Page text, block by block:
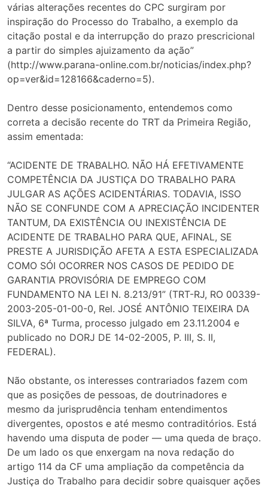
várias alterações recentes do CPC surgiram por
inspiração do Processo do Trabalho, a exemplo da
citação postal e da interrupção do prazo prescricional
a partir do simples ajuizamento da ação”
(http://www.parana-online.com.br/noticias/index.php?
op=ver&id=128166&caderno=5).
Dentro desse posicionamento, entendemos como
correta a decisão recente do TRT da Primeira Região,
assim ementada:
“ACIDENTE DE TRABALHO. NÃO HÁ EFETIVAMENTE
COMPETÊNCIA DA JUSTIÇA DO TRABALHO PARA
JULGAR AS AÇÕES ACIDENTÁRIAS. TODAVIA, ISSO
NÃO SE CONFUNDE COM A APRECIAÇÃO INCIDENTER
TANTUM, DA EXISTÊNCIA OU INEXISTÊNCIA DE
ACIDENTE DE TRABALHO PARA QUE, AFINAL, SE
PRESTE A JURISDIÇÃO AFETA A ESTA ESPECIALIZADA
COMO SÓI OCORRER NOS CASOS DE PEDIDO DE
GARANTIA PROVISÓRIA DE EMPREGO COM
FUNDAMENTO NA LEI N. 8.213/91” (TRT-RJ, RO 00339-
2003-205-01-00-0, Rel. JOSÉ ANTÔNIO TEIXEIRA DA
SILVA, 6ª Turma, processo julgado em 23.11.2004 e
publicado no DORJ DE 14-02-2005, P. III, S. II,
FEDERAL).
Não obstante, os interesses contrariados fazem com
que as posições de pessoas, de doutrinadores e
mesmo da jurisprudência tenham entendimentos
divergentes, opostos e até mesmo contraditórios. Está
havendo uma disputa de poder — uma queda de braço.
De um lado os que enxergam na nova redação do
artigo 114 da CF uma ampliação da competência da
Justiça do Trabalho para decidir sobre quaisquer ações